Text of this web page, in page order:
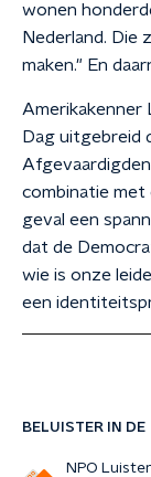
BELUISTER IN DE
NPO Luister
wonen
Nederland. Die
maken." En
Amerikakenner
Dag uitgebreid
combinatie met
geval een
dat de
wie is onze
een